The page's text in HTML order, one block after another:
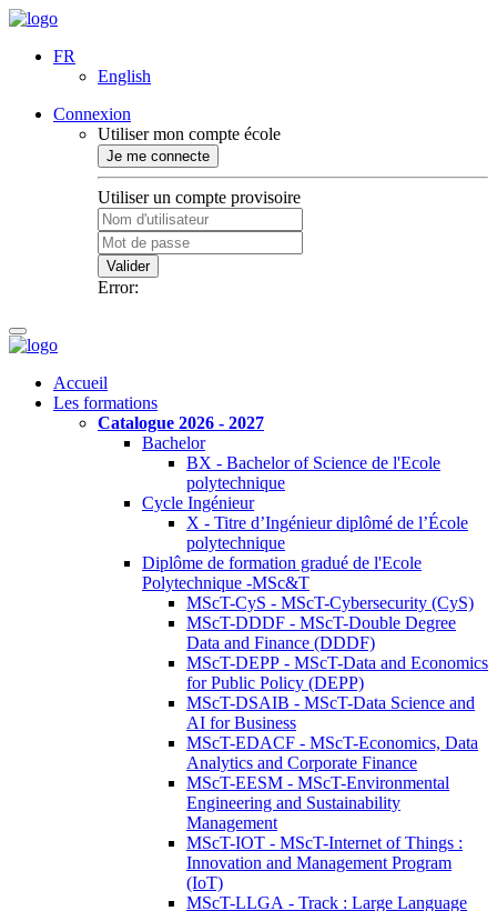
FR
English
Connexion
Utiliser mon compte école
Je me connecte
Utiliser un compte provisoire
Valider
Error:
Accueil
Les formations
Catalogue 2026 - 2027
Bachelor
BX - Bachelor of Science de l'Ecole
polytechnique
Cycle Ingénieur
X - Titre d’Ingénieur diplômé de l’École
polytechnique
Diplôme de formation gradué de l'Ecole
Polytechnique -MSc&T
MScT-CyS - MScT-Cybersecurity (CyS)
MScT-DDDF - MScT-Double Degree
Data and Finance (DDDF)
MScT-DEPP - MScT-Data and Economics
for Public Policy (DEPP)
MScT-DSAIB - MScT-Data Science and
AI for Business
MScT-EDACF - MScT-Economics, Data
Analytics and Corporate Finance
MScT-EESM - MScT-Environmental
Engineering and Sustainability
Management
MScT-IOT - MScT-Internet of Things :
Innovation and Management Program
(IoT)
MScT-LLGA - Track : Large Language